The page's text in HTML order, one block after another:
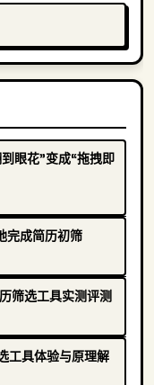
眼花”变成“拖拽即
成简历初筛
筛选工具实测评测
工具体验与原理解